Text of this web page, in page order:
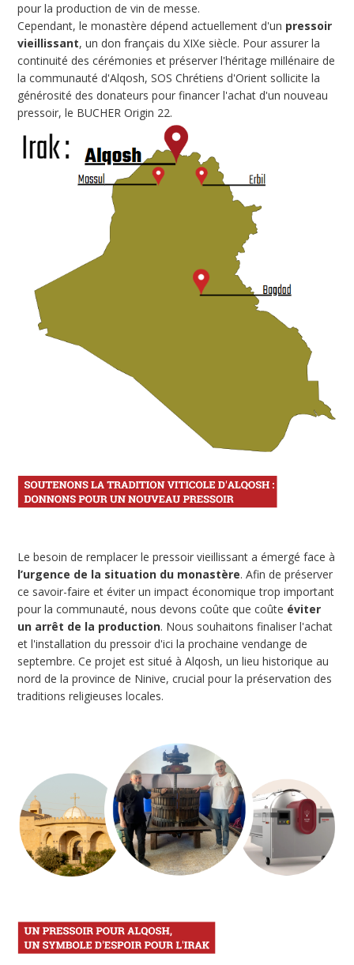
pour la production de vin de messe.
Cependant, le monastère dépend actuellement d'un pressoir
vieillissant, un don français du XIXe siècle. Pour assurer la
continuité des cérémonies et préserver l'héritage millénaire de
la communauté d'Alqosh, SOS Chrétiens d'Orient sollicite la
générosité des donateurs pour financer l'achat d'un nouveau
pressoir, le BUCHER Origin 22.
Le besoin de remplacer le pressoir vieillissant a émergé face à
l’urgence de la situation du monastère. Afin de préserver
ce savoir-faire et éviter un impact économique trop important
pour la communauté, nous devons coûte que coûte éviter
un arrêt de la production. Nous souhaitons finaliser l'achat
et l'installation du pressoir d'ici la prochaine vendange de
septembre. Ce projet est situé à Alqosh, un lieu historique au
nord de la province de Ninive, crucial pour la préservation des
traditions religieuses locales.